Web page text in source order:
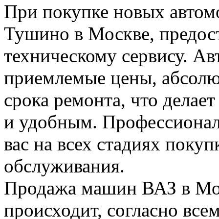
При покупке новых
Тушино в Москве,
техническому сервису.
приемлемые цены,
срока ремонта, что
и удобным.
вас на всех стадиях
обслуживания.
Продажа машин ВАЗ в
происходит, согласно